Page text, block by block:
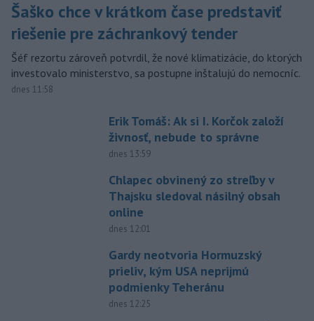
Šaško chce v krátkom čase predstaviť
riešenie pre záchrankový tender
Šéf rezortu zároveň potvrdil, že nové klimatizácie, do ktorých
investovalo ministerstvo, sa postupne inštalujú do nemocníc.
dnes 11:58
Erik Tomáš: Ak si I. Korčok založí
živnosť, nebude to správne
dnes 13:59
Chlapec obvinený zo streľby v
Thajsku sledoval násilný obsah
online
dnes 12:01
Gardy neotvoria Hormuzský
prieliv, kým USA neprijmú
podmienky Teheránu
dnes 12:25